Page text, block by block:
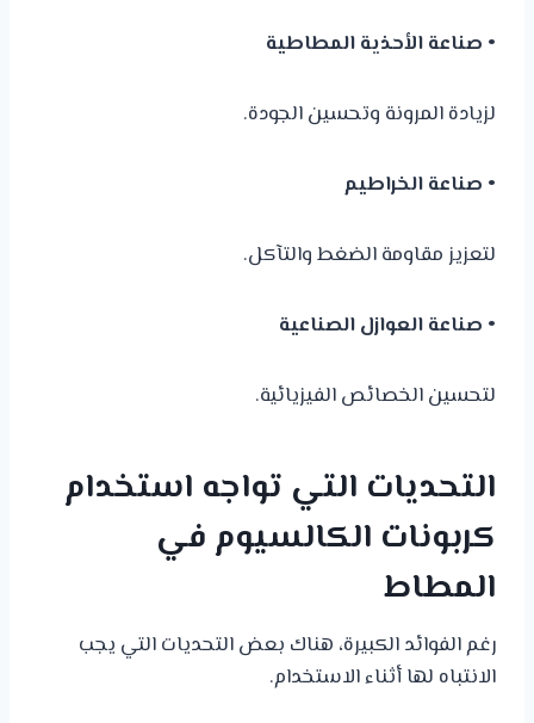
• صناعة الأحذية المطاطية
لزيادة المرونة وتحسين الجودة.
• صناعة الخراطيم
لتعزيز مقاومة الضغط والتآكل.
• صناعة العوازل الصناعية
لتحسين الخصائص الفيزيائية.
التحديات التي تواجه استخدام
كربونات الكالسيوم في
المطاط
رغم الفوائد الكبيرة، هناك بعض التحديات التي يجب
الانتباه لها أثناء الاستخدام.